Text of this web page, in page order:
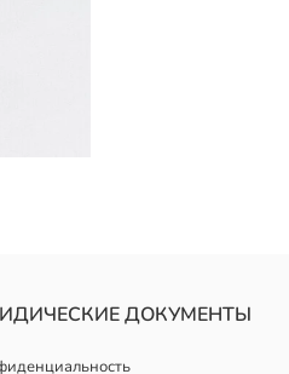
Спереди принт с текстом,
ДОКУМЕНТЫ